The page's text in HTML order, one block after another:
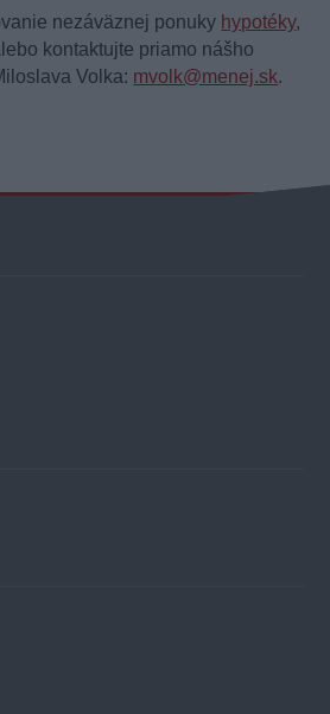
nezáväznej ponuky hypotéky,
kontaktujte priamo nášho
Volka: mvolk@menej.sk.